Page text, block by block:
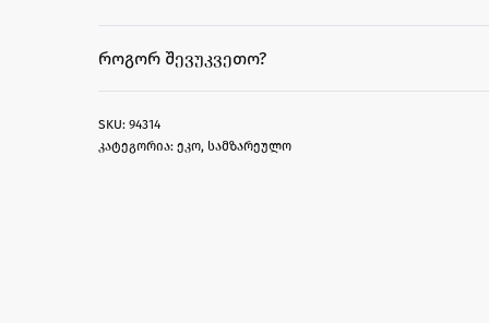
ᲠᲝᲒᲝᲠ ᲨᲔᲕᲣᲙᲕᲔᲗᲝ?
94314
კატეგორია: ეკო, სამზარეულო